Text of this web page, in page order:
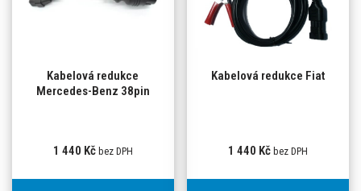
Kabelová redukce
Mercedes-Benz 38pin
1 440 Kč bez DPH
Kabelová redukce Fiat
1 440 Kč bez DPH